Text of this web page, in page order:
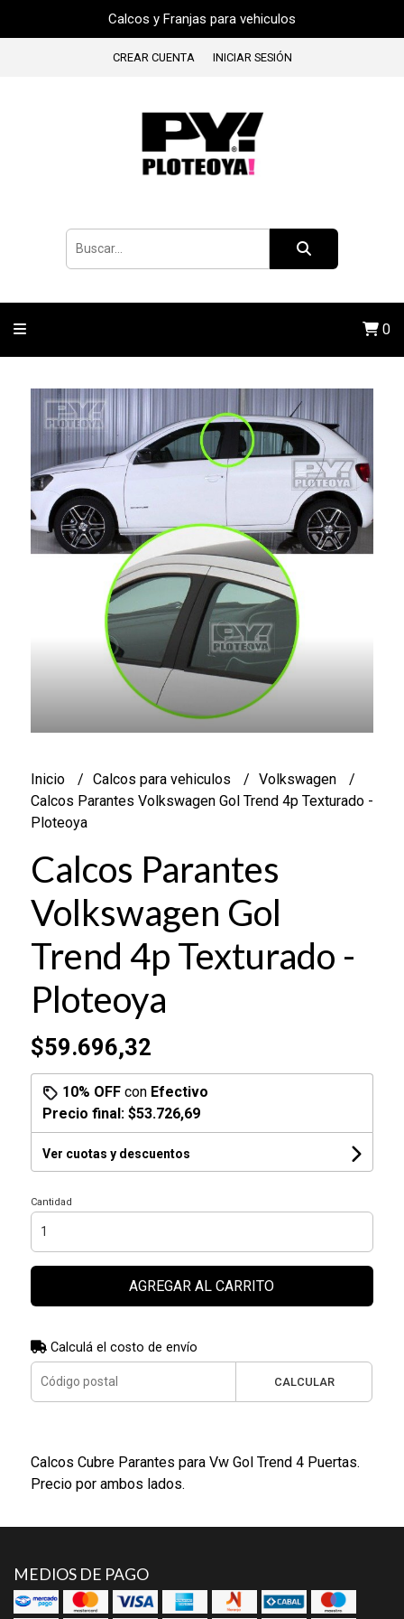
Calcos y Franjas para vehiculos
CREAR CUENTA INICIAR SESIÓN
0
Inicio Calcos para vehiculos
Volkswagen
Calcos Parantes Volkswagen Gol Trend 4p Texturado -
Ploteoya
Calcos Parantes
Volkswagen Gol
Trend 4p Texturado -
Ploteoya
$59.696,32
10% OFFcon Efectivo
Precio final: $53.726,69
Ver cuotas y descuentos
Cantidad
AGREGAR AL CARRITO
Calculá el costo de envío
CALCULAR
Calcos Cubre Parantes para Vw Gol Trend 4 Puertas.
Precio por ambos lados.
MEDIOS DE PAGO